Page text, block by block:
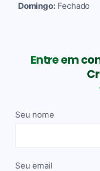
Domingo: Fechado
Entre em
Seu nome
Seu email